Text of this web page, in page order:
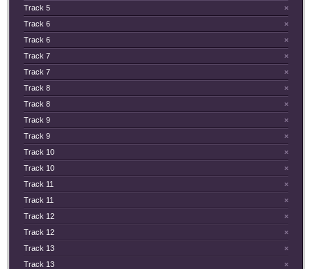
×
Track 5
×
Track 6
×
Track 6
×
Track 7
×
Track 7
×
Track 8
×
Track 8
×
Track 9
×
Track 9
×
Track 10
×
Track 10
×
Track 11
×
Track 11
×
Track 12
×
Track 12
×
Track 13
×
Track 13